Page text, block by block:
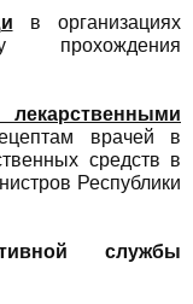
в организациях
прохождения
врачей в
средств в
Республики
службы